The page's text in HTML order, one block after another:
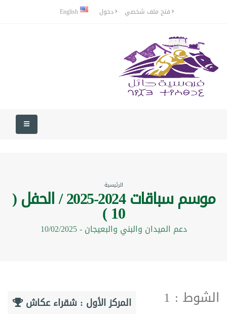
فتح ملف شخصي دخول
موسم سباقات 2024-2025 / الحفل (
10 )
دعم الميدان والبني والبعيجان - 10/02/2025
الرئيسية
المركز الأول : شقراء عكاش الشوط : 1